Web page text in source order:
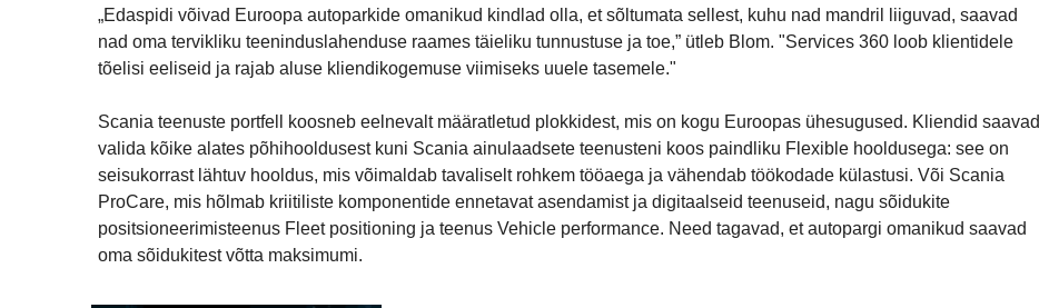
„Edaspidi võivad Euroopa autoparkide omanikud kindlad olla, et sõltumata sellest, kuhu nad mandril liiguvad, saavad
nad oma tervikliku teeninduslahenduse raames täieliku tunnustuse ja toe,” ütleb Blom. "Services 360 loob klientidele
tõelisi eeliseid ja rajab aluse kliendikogemuse viimiseks uuele tasemele."
Scania teenuste portfell koosneb eelnevalt määratletud plokkidest, mis on kogu Euroopas ühesugused. Kliendid saavad
valida kõike alates põhihooldusest kuni Scania ainulaadsete teenusteni koos paindliku Flexible hooldusega: see on
seisukorrast lähtuv hooldus, mis võimaldab tavaliselt rohkem tööaega ja vähendab töökodade külastusi. Või Scania
ProCare, mis hõlmab kriitiliste komponentide ennetavat asendamist ja digitaalseid teenuseid, nagu sõidukite
positsioneerimisteenus Fleet positioning ja teenus Vehicle performance. Need tagavad, et autopargi omanikud saavad
oma sõidukitest võtta maksimumi.